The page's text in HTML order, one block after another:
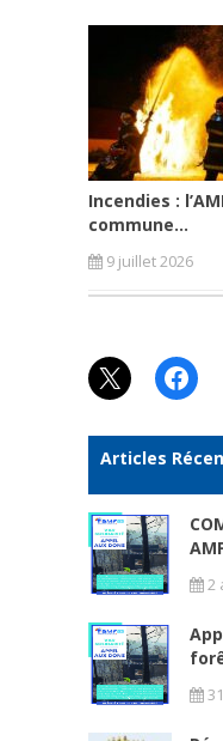
Incendies :
commune...
9 juillet 2026
X
Articles
2